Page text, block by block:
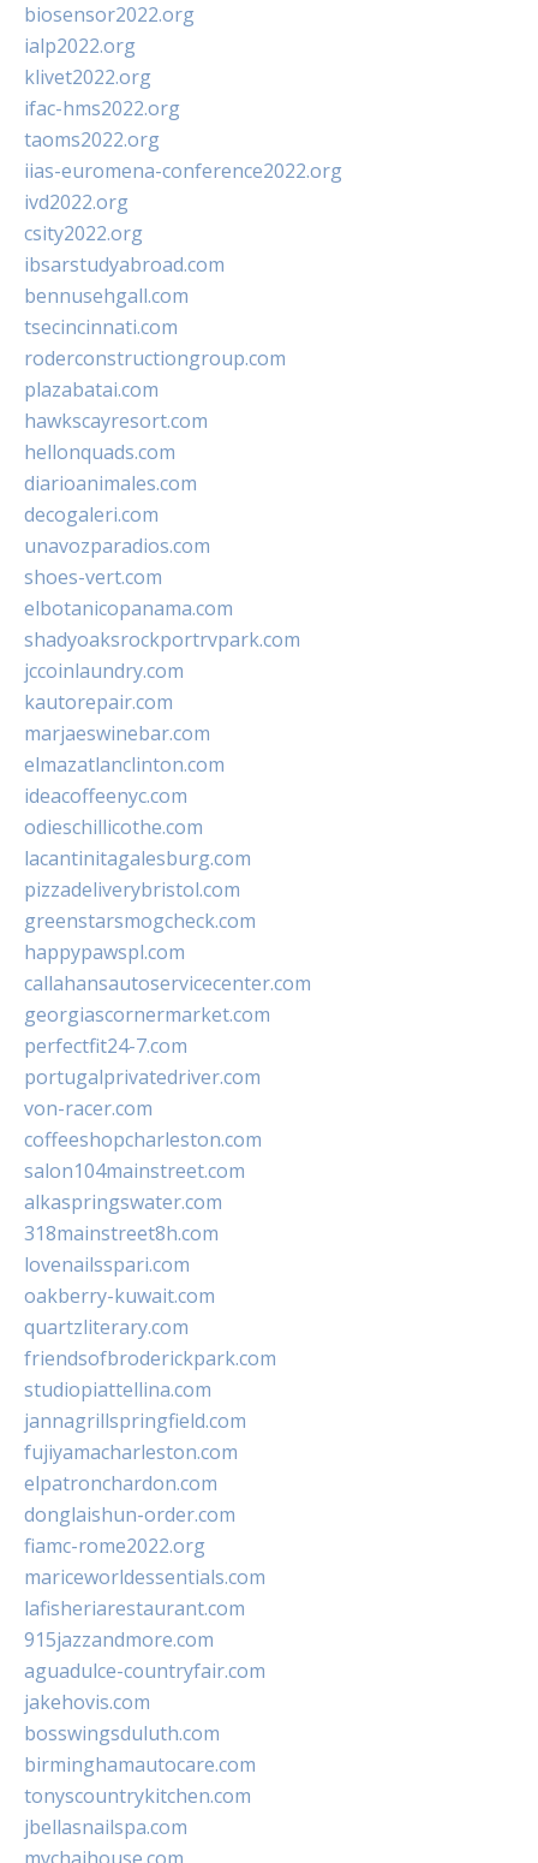
biosensor2022.org
ialp2022.org
klivet2022.org
ifac-hms2022.org
taoms2022.org
iias-euromena-conference2022.org
ivd2022.org
csity2022.org
ibsarstudyabroad.com
bennusehgall.com
tsecincinnati.com
roderconstructiongroup.com
plazabatai.com
hawkscayresort.com
hellonquads.com
diarioanimales.com
decogaleri.com
unavozparadios.com
shoes-vert.com
elbotanicopanama.com
shadyoaksrockportrvpark.com
jccoinlaundry.com
kautorepair.com
marjaeswinebar.com
elmazatlanclinton.com
ideacoffeenyc.com
odieschillicothe.com
lacantinitagalesburg.com
pizzadeliverybristol.com
greenstarsmogcheck.com
happypawspl.com
callahansautoservicecenter.com
georgiascornermarket.com
perfectfit24-7.com
portugalprivatedriver.com
von-racer.com
coffeeshopcharleston.com
salon104mainstreet.com
alkaspringswater.com
318mainstreet8h.com
lovenailsspari.com
oakberry-kuwait.com
quartzliterary.com
friendsofbroderickpark.com
studiopiattellina.com
jannagrillspringfield.com
fujiyamacharleston.com
elpatronchardon.com
donglaishun-order.com
fiamc-rome2022.org
mariceworldessentials.com
lafisheriarestaurant.com
915jazzandmore.com
aguadulce-countryfair.com
jakehovis.com
bosswingsduluth.com
birminghamautocare.com
tonyscountrykitchen.com
jbellasnailspa.com